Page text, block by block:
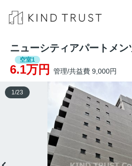
ニューシティアパートメン
空室1
6.1万円 管理/共益費 9,000円
1 /23